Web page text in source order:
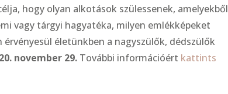
hogy olyan alkotások szülessenek, amelyekből
vagy tárgyi hagyatéka, milyen emlékképeket
életünkben a nagyszülők, dédszülők
november 29. További információért kattints